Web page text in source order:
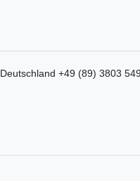
Deutschland +49 (89) 3803